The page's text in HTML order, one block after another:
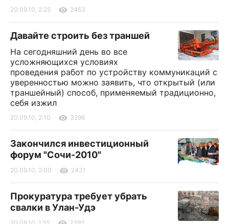
20.09.10, 2:25 2453
Давайте строить без траншей
На сегодняшний день во все
усложняющихся условиях
проведения работ по устройству коммуникаций с
уверенностью можно заявить, что открытый (или
траншейный) способ, применяемый традиционно,
себя изжил
20.09.10, 2:10 3296
Закончился инвестиционный
форум "Сочи-2010"
20.09.10, 2:00 2431
Прокуратура требует убрать
свалки в Улан-Удэ